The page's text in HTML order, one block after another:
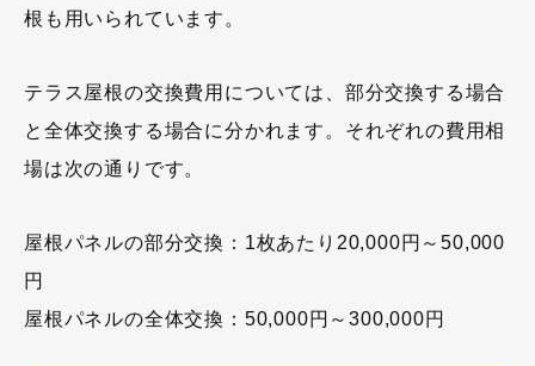
根も用いられています。
テラス屋根の交換費用については、部分交換する場合
と全体交換する場合に分かれます。それぞれの費用相
場は次の通りです。
屋根パネルの部分交換：1枚あたり20,000円～50,000
円
屋根パネルの全体交換：50,000円～300,000円